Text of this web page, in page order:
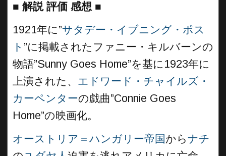
■ 解説 評価 感想 ■
1921年に”サタデー・イブニング・ポス
ト ”に掲載されたファニー・キルバーンの
物語”Sunny Goes Home”を基に1923年に
上演された、 エドワード・チャイルズ・
カーペンターの戯曲”Connie Goes
Home”の映画化。
オーストリア＝ハンガリー帝国からナチ